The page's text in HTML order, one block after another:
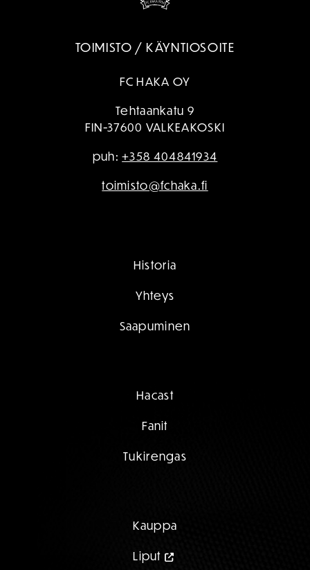
TOIMISTO / KÄYNTIOSOITE
FC HAKA OY
Tehtaankatu 9
FIN-37600 VALKEAKOSKI
puh:+358 404841934
toimisto@fchaka.fi
Historia
Yhteys
Saapuminen
Hacast
Fanit
Tukirengas
Kauppa
Liput